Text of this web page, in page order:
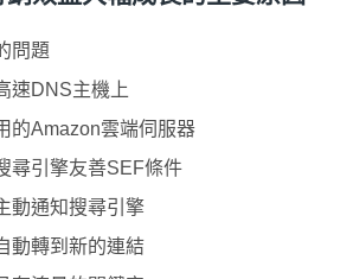
問題
速DNS主機上
的Amazon雲端伺服器
尋引擎友善SEF條件
動通知搜尋引擎
動轉到新的連結